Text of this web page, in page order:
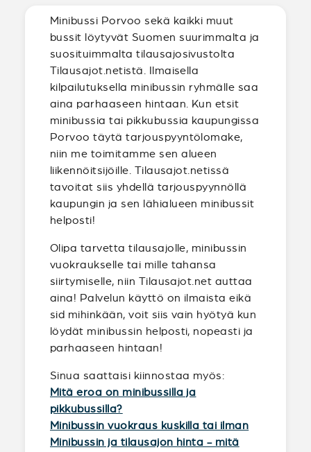
Minibussi Porvoo sekä kaikki muut
bussit löytyvät Suomen suurimmalta ja
suosituimmalta tilausajosivustolta
Tilausajot.netistä. Ilmaisella
kilpailutuksella minibussin ryhmälle saa
aina parhaaseen hintaan. Kun etsit
minibussia tai pikkubussia kaupungissa
Porvoo täytä tarjouspyyntölomake,
niin me toimitamme sen alueen
liikennöitsijöille. Tilausajot.netissä
tavoitat siis yhdellä tarjouspyynnöllä
kaupungin ja sen lähialueen minibussit
helposti!
Olipa tarvetta tilausajolle, minibussin
vuokraukselle tai mille tahansa
siirtymiselle, niin Tilausajot.net auttaa
aina! Palvelun käyttö on ilmaista eikä
sid mihinkään, voit siis vain hyötyä kun
löydät minibussin helposti, nopeasti ja
parhaaseen hintaan!
Sinua saattaisi kiinnostaa myös:
Mitä eroa on minibussilla ja
pikkubussilla?
Minibussin vuokraus kuskilla tai ilman
Minibussin ja tilausajon hinta - mitä